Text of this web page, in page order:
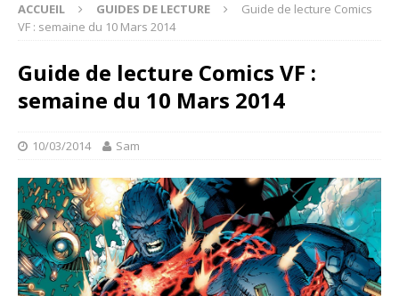
ACCUEIL GUIDES DE LECTURE
Guide de lecture Comics
VF : semaine du 10 Mars 2014
Guide de lecture Comics VF :
semaine du 10 Mars 2014
10/03/2014 Sam